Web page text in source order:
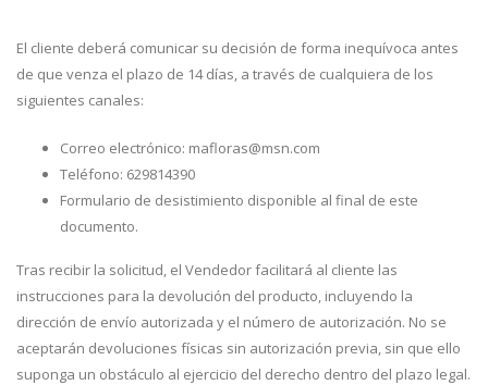
El cliente deberá comunicar su decisión de forma inequívoca antes
de que venza el plazo de 14 días, a través de cualquiera de los
siguientes canales:
Correo electrónico: mafloras@msn.com
Teléfono: 629814390
Formulario de desistimiento disponible al final de este
documento.
Tras recibir la solicitud, el Vendedor facilitará al cliente las
instrucciones para la devolución del producto, incluyendo la
dirección de envío autorizada y el número de autorización. No se
aceptarán devoluciones físicas sin autorización previa, sin que ello
suponga un obstáculo al ejercicio del derecho dentro del plazo legal.